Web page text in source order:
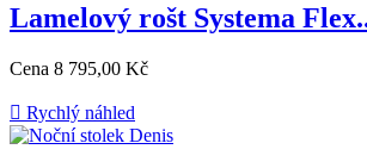
Lamelový rošt Systema
Cena 8 795,00 Kč
 Rychlý náhled